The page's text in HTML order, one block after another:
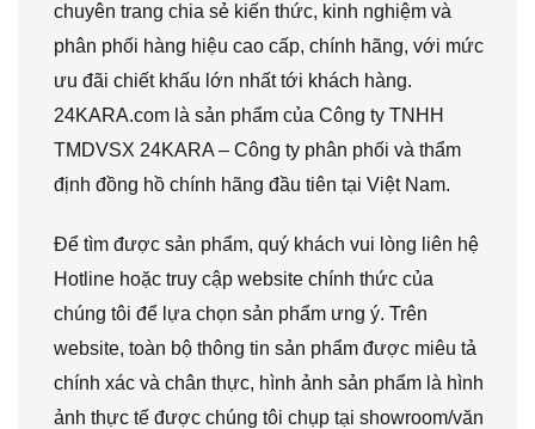
chuyên trang chia sẻ kiến thức, kinh nghiệm và
phân phối hàng hiệu cao cấp, chính hãng, với mức
ưu đãi chiết khấu lớn nhất tới khách hàng.
24KARA.com là sản phẩm của Công ty TNHH
TMDVSX 24KARA – Công ty phân phối và thẩm
định đồng hồ chính hãng đầu tiên tại Việt Nam.
Để tìm được sản phẩm, quý khách vui lòng liên hệ
Hotline hoặc truy cập website chính thức của
chúng tôi để lựa chọn sản phẩm ưng ý. Trên
website, toàn bộ thông tin sản phẩm được miêu tả
chính xác và chân thực, hình ảnh sản phẩm là hình
ảnh thực tế được chúng tôi chụp tại showroom/văn